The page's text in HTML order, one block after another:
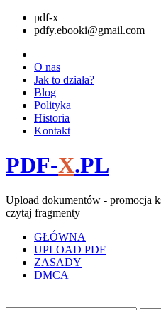
pdf-x
pdfy.ebooki@gmail.com
O nas
Jak to działa?
Blog
Polityka
Historia
Kontakt
PDF-X.PL
Upload dokumentów - promocja
czytaj fragmenty
GŁÓWNA
UPLOAD PDF
ZASADY
DMCA